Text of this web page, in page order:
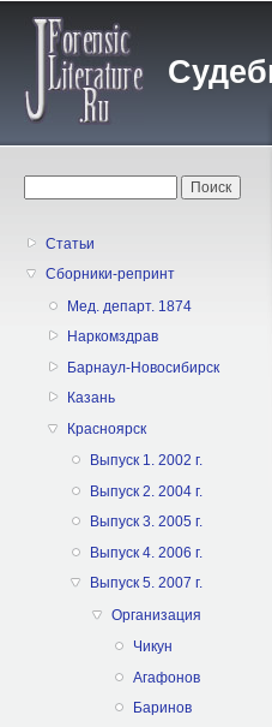
Статьи
Сборники-репринт
Мед. департ. 1874
Наркомздрав
Барнаул-Новосибирск
Казань
Красноярск
Выпуск 1. 2002 г.
Выпуск 2. 2004 г.
Выпуск 3. 2005 г.
Выпуск 4. 2006 г.
Выпуск 5. 2007 г.
Организация
Чикун
Агафонов
Баринов